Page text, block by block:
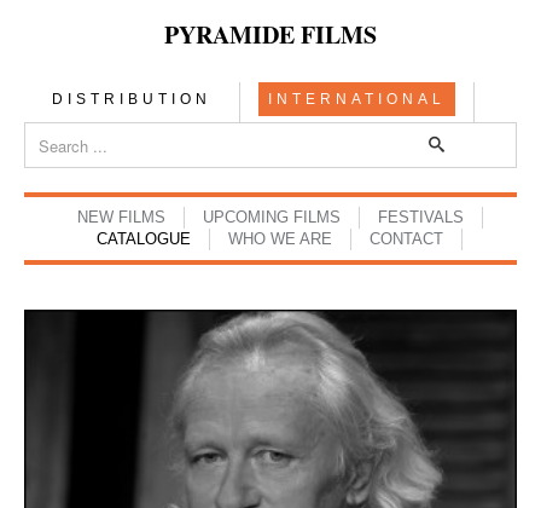
PYRAMIDE FILMS
DISTRIBUTION INTERNATIONAL
NEW FILMS UPCOMING FILMS
FESTIVALS
CATALOGUE
WHO WE ARE CONTACT